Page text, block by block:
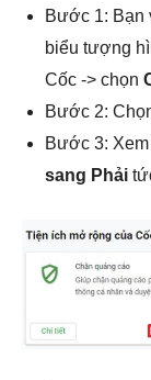
Bước 1: Bạn
biểu tượng
Cốc -> chọn
Bước 2:
Bước 3:
sang Phải